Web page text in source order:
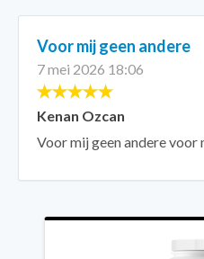
Voor mij geen andere
7 mei 2026 18:06
Kenan Ozcan
Voor mij geen andere voor